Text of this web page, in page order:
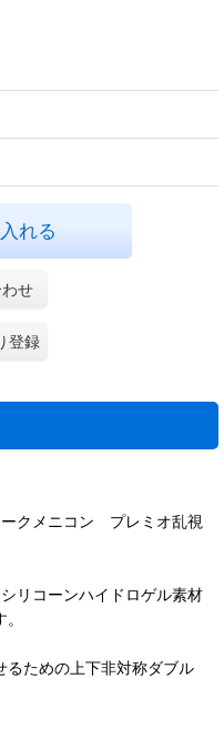
れる
せ
登録
クメニコン プレミオ乱視
リコーンハイドロゲル素材
るための上下非対称ダブル